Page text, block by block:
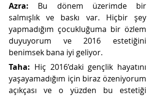
Azra: Bu dönem üzerimde bir
salmışlık ve baskı var. Hiçbir şey
yapmadığım çocukluğuma bir özlem
duyuyorum ve 2016 estetiğini
benimsek bana iyi geliyor.
Taha: Hiç 2016’daki gençlik hayatını
yaşayamadığım için biraz özeniyorum
açıkçası ve o yüzden bu estetiği